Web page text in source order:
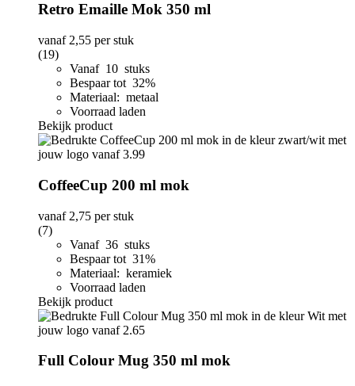
Retro Emaille Mok 350 ml
vanaf 2,55 per stuk
(19)
Vanaf 10 stuks
Bespaar tot 32%
Materiaal: metaal
Voorraad laden
Bekijk product
CoffeeCup 200 ml mok
vanaf 2,75 per stuk
(7)
Vanaf 36 stuks
Bespaar tot 31%
Materiaal: keramiek
Voorraad laden
Bekijk product
Full Colour Mug 350 ml mok